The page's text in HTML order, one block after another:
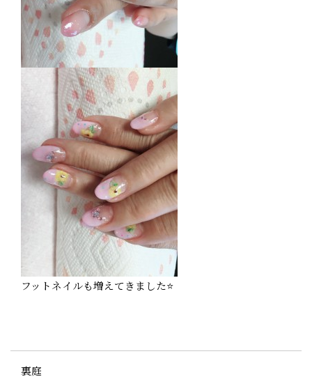
フットネイルも増えてきました⭐️
裏庭